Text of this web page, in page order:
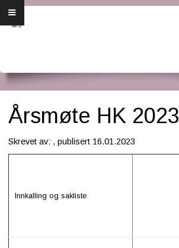
Forside
Dirigenten
Årsmøte HK 2023
Skrevet av: , publisert 16.01.2023
Innkalling og sakliste